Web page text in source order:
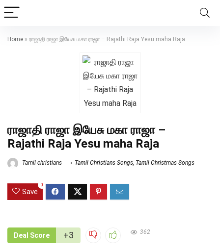
Home » ராஜாதி ராஜா இயேசு மகா ராஜா – Rajathi Raja Yesu maha Raja
ராஜாதி ராஜா இயேசு மகா ராஜா –
Rajathi Raja Yesu maha Raja
Tamil christians Tamil Christians Songs, Tamil Christmas Songs
Save
0
Deal Score +3 362